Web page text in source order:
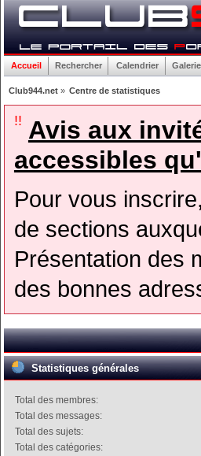
Accueil Rechercher Calendrier Galerie
Club944.net» Centre de statistiques
!! Avis aux
accessibles
Pour vous
de sections
Présentation des
des bonnes
Statistiques générales
Total des membres:
Total des messages:
Total des sujets:
Total des catégories: